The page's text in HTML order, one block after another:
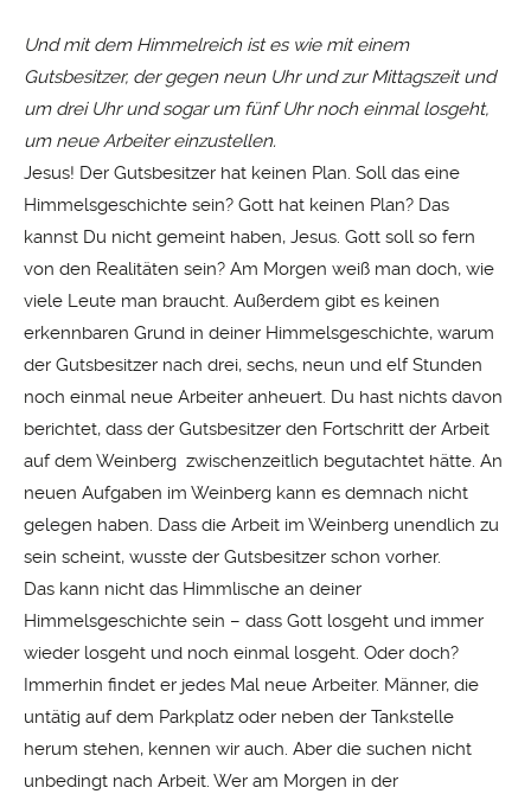
Und mit dem Himmelreich ist es wie mit einem
Gutsbesitzer, der gegen neun Uhr und zur Mittagszeit und
um drei Uhr und sogar um fünf Uhr noch einmal losgeht,
um neue Arbeiter einzustellen.
Jesus! Der Gutsbesitzer hat keinen Plan. Soll das eine
Himmelsgeschichte sein? Gott hat keinen Plan? Das
kannst Du nicht gemeint haben, Jesus. Gott soll so fern
von den Realitäten sein? Am Morgen weiß man doch, wie
viele Leute man braucht. Außerdem gibt es keinen
erkennbaren Grund in deiner Himmelsgeschichte, warum
der Gutsbesitzer nach drei, sechs, neun und elf Stunden
noch einmal neue Arbeiter anheuert. Du hast nichts davon
berichtet, dass der Gutsbesitzer den Fortschritt der Arbeit
auf dem Weinberg zwischenzeitlich begutachtet hätte. An
neuen Aufgaben im Weinberg kann es demnach nicht
gelegen haben. Dass die Arbeit im Weinberg unendlich zu
sein scheint, wusste der Gutsbesitzer schon vorher.
Das kann nicht das Himmlische an deiner
Himmelsgeschichte sein – dass Gott losgeht und immer
wieder losgeht und noch einmal losgeht. Oder doch?
Immerhin findet er jedes Mal neue Arbeiter. Männer, die
untätig auf dem Parkplatz oder neben der Tankstelle
herum stehen, kennen wir auch. Aber die suchen nicht
unbedingt nach Arbeit. Wer am Morgen in der